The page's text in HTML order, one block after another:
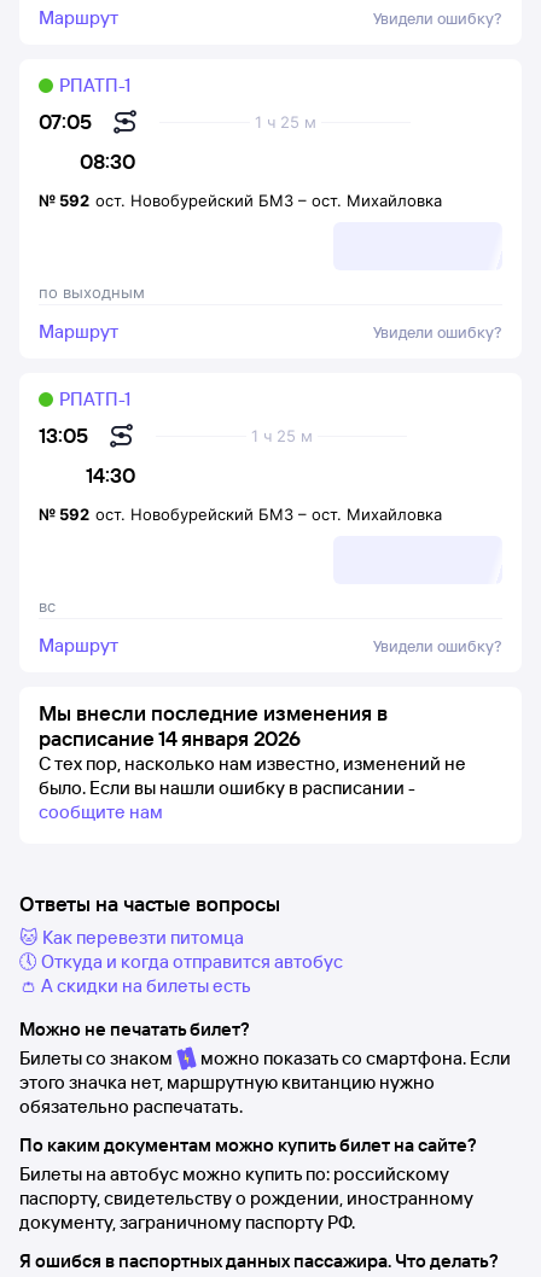
Маршрут Увидели ошибку?
07:05
08:30
1 ч 25 м
РПАТП-1
по выходным
№ 592 ост. Новобурейский БМЗ – ост. Михайловка
Маршрут Увидели ошибку?
13:05
14:30
1 ч 25 м
РПАТП-1
вс
№ 592 ост. Новобурейский БМЗ – ост. Михайловка
Маршрут Увидели ошибку?
Мы внесли последние изменения в
расписание 14 января 2026
С тех пор, насколько нам известно, изменений не
было. Если вы нашли ошибку в расписании -
сообщите нам
Ответы на частые вопросы
🐱 Как перевезти питомца
🕔 Откуда и когда отправится автобус
👛 А скидки на билеты есть
Можно не печатать билет?
Билеты со знаком
можно показать со смартфона. Если
этого значка нет, маршрутную квитанцию нужно
обязательно распечатать.
По каким документам можно купить билет на сайте?
Билеты на автобус можно купить по: российскому
паспорту, свидетельству о рождении, иностранному
документу, заграничному паспорту РФ.
Я ошибся в паспортных данных пассажира. Что делать?